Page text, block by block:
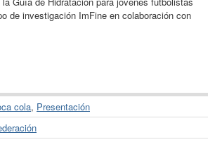
de investigación ImFine en colaboración con
cola, Presentación